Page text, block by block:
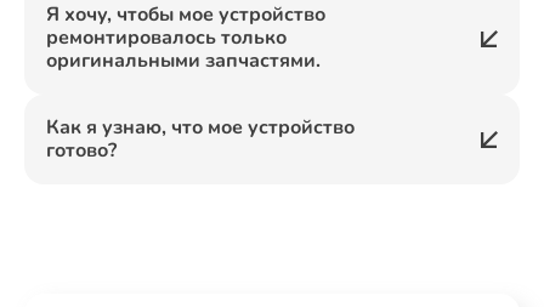
Я хочу, чтобы мое устройство
ремонтировалось только
оригинальными запчастями.
Как я узнаю, что мое устройство
готово?